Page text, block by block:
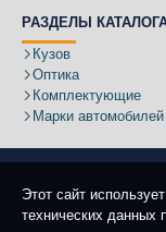
РАЗДЕЛЫ
Кузов
Оптика
Комплектующие
Марки автомобилей
Этот сайт
технических данных